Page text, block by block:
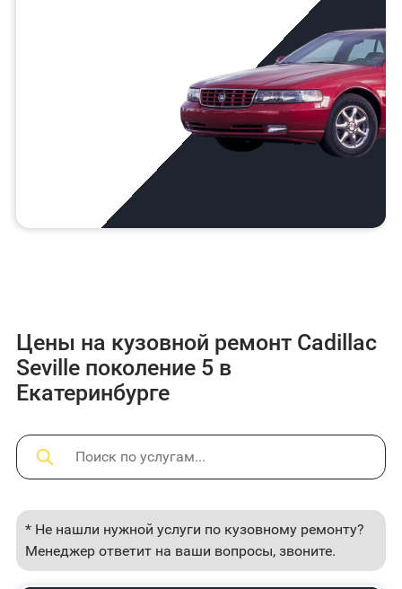
Цены на кузовной ремонт Cadillac
Seville поколение 5 в
Екатеринбурге
* Не нашли нужной услуги по кузовному ремонту?
Менеджер ответит на ваши вопросы, звоните.